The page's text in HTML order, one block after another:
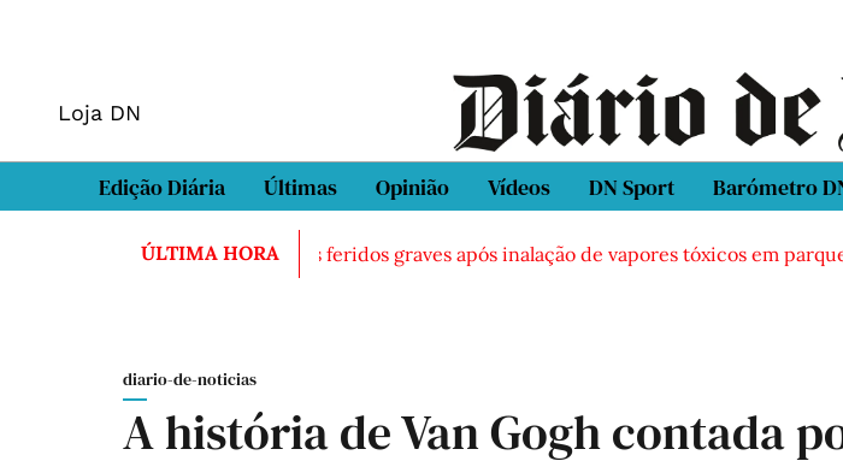
Loja DN
Edição Diária Últimas Opinião Vídeos DN Sport Barómetro
ÚLTIMA HORA
morto em Sintra Três feridos graves após inalação de vapores tóxicos em parque
diario-de-noticias
A história de Van Gogh contada